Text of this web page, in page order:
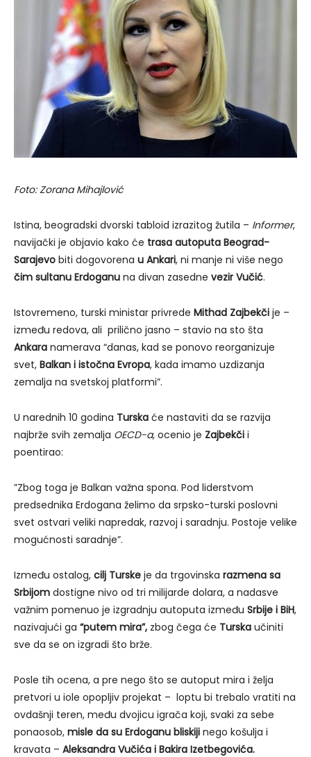
Foto: Zorana Mihajlović
Istina, beogradski dvorski tabloid izrazitog žutila – Informer,
navijački je objavio kako će trasa autoputa Beograd-
Sarajevo biti dogovorena u Ankari, ni manje ni više nego
čim sultanu Erdoganu na divan zasedne vezir Vučić.
Istovremeno, turski ministar privrede Mithad Zajbekči je –
između redova, ali prilično jasno – stavio na sto šta
Ankara namerava “danas, kad se ponovo reorganizuje
svet, Balkan i istočna Evropa, kada imamo uzdizanja
zemalja na svetskoj platformi”.
U narednih 10 godina Turska će nastaviti da se razvija
najbrže svih zemalja OECD-a, ocenio je Zajbekči i
poentirao:
”Zbog toga je Balkan važna spona. Pod liderstvom
predsednika Erdogana želimo da srpsko-turski poslovni
svet ostvari veliki napredak, razvoj i saradnju. Postoje velike
mogućnosti saradnje”.
Između ostalog, cilj Turske je da trgovinska razmena sa
Srbijom dostigne nivo od tri milijarde dolara, a nadasve
važnim pomenuo je izgradnju autoputa između Srbije i BiH,
nazivajući ga “putem mira”, zbog čega će Turska učiniti
sve da se on izgradi što brže.
Posle tih ocena, a pre nego što se autoput mira i želja
pretvori u iole opopljiv projekat – loptu bi trebalo vratiti na
ovdašnji teren, među dvojicu igrača koji, svaki za sebe
ponaosob, misle da su Erdoganu bliskiji nego košulja i
kravata – Aleksandra Vučića i Bakira Izetbegovića.